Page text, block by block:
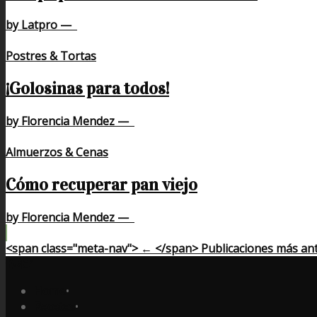
by Latpro —
Postres & Tortas
¡Golosinas para todos!
by Florencia Mendez —
Almuerzos & Cenas
Cómo recuperar pan viejo
by Florencia Mendez —
<span class="meta-nav"> ← </span> Publicaciones más
•
•